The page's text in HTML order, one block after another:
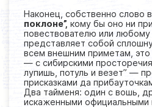
Наконец, собственно слово в
поклоне”, кому бы оно ни
повествователю или
представляет собой
всем внешним приметам,
— с сибирскими
лупишь, потуль и везет” —
присказками да
Два тайменя: один с вошь,
искаженными